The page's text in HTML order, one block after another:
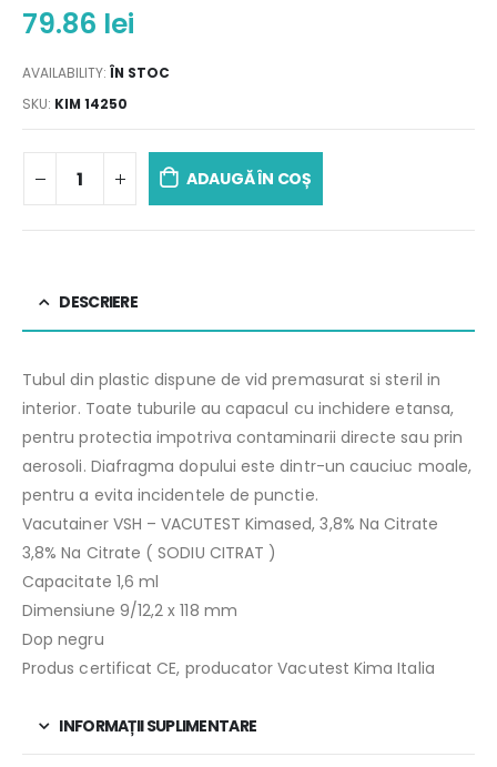
79.86 lei
AVAILABILITY: ÎN STOC
SKU: KIM 14250
ADAUGĂ ÎN COȘ
DESCRIERE
Tubul din plastic dispune de vid premasurat si steril in
interior. Toate tuburile au capacul cu inchidere etansa,
pentru protectia impotriva contaminarii directe sau prin
aerosoli. Diafragma dopului este dintr-un cauciuc moale,
pentru a evita incidentele de punctie.
Vacutainer VSH – VACUTEST Kimased, 3,8% Na Citrate
3,8% Na Citrate ( SODIU CITRAT )
Capacitate 1,6 ml
Dimensiune 9/12,2 x 118 mm
Dop negru
Produs certificat CE, producator Vacutest Kima Italia
INFORMAȚII SUPLIMENTARE